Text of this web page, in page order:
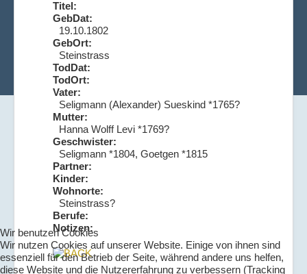
Titel:
GebDat:
19.10.1802
GebOrt:
Steinstrass
TodDat:
TodOrt:
Vater:
Seligmann (Alexander) Sueskind *1765?
Mutter:
Hanna Wolff Levi *1769?
Geschwister:
Seligmann *1804, Goetgen *1815
Partner:
Kinder:
Wohnorte:
Steinstrass?
Berufe:
Notizen:
Wir benutzen Cookies
Wir nutzen Cookies auf unserer Website. Einige von ihnen sind
essenziell für den Betrieb der Seite, während andere uns helfen,
diese Website und die Nutzererfahrung zu verbessern (Tracking